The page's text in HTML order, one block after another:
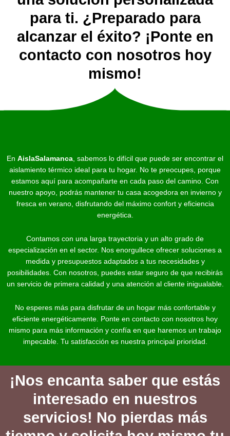
para ti. ¿Preparado para
alcanzar el éxito? ¡Ponte en
contacto con nosotros hoy
mismo!
En AislaSalamanca , sabemos lo difícil que puede ser encontrar el
aislamiento térmico ideal para tu hogar. No te preocupes, porque
estamos aquí para acompañarte en cada paso del camino. Con
nuestro apoyo, podrás mantener tu casa acogedora en invierno y
fresca en verano, disfrutando del máximo confort y eficiencia
energética.
Contamos con una larga trayectoria y un alto grado de
especialización en el sector. Nos enorgullece ofrecer soluciones a
medida y presupuestos adaptados a tus necesidades y
posibilidades. Con nosotros, puedes estar seguro de que recibirás
un servicio de primera calidad y una atención al cliente inigualable.
No esperes más para disfrutar de un hogar más confortable y
eficiente energéticamente. Ponte en contacto con nosotros hoy
mismo para más información y confía en que haremos un trabajo
impecable. Tu satisfacción es nuestra principal prioridad.
¡Nos encanta saber que estás
interesado en nuestros
servicios! No pierdas más